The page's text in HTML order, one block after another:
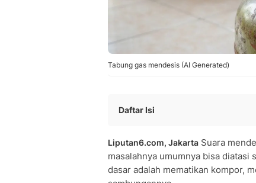
Tabung gas mendesis (AI Generated)
Daftar Isi
Cara Mengatasi Tabung Gas
Langkah Keselamatan Darurat dan
Penyebab Tabung Gas Mendesis
Liputan6.com, Jakarta Suara
masalahnya umumnya bisa diatasi
dasar adalah mematikan kompor,